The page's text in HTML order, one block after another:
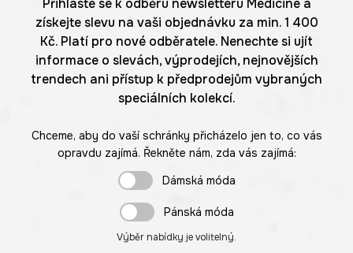
Přihlaste se k odběru newsletteru Medicine a
získejte slevu na vaši objednávku za min. 1 400
Kč. Platí pro nové odběratele. Nenechte si ujít
informace o slevách, výprodejích, nejnovějších
trendech ani přístup k předprodejům vybraných
speciálních kolekcí.
Chceme, aby do vaší schránky přicházelo jen to, co vás
opravdu zajímá. Řekněte nám, zda vás zajímá:
Dámská móda
Pánská móda
Výběr nabídky je volitelný.